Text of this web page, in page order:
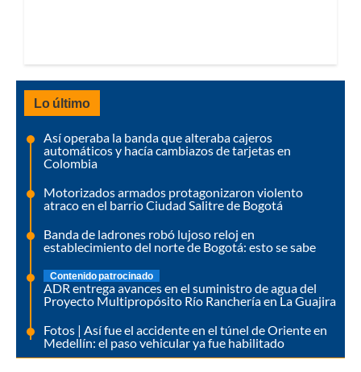
Lo último
Así operaba la banda que alteraba cajeros
automáticos y hacía cambiazos de tarjetas en
Colombia
Motorizados armados protagonizaron violento
atraco en el barrio Ciudad Salitre de Bogotá
Banda de ladrones robó lujoso reloj en
establecimiento del norte de Bogotá: esto se sabe
Contenido patrocinado
ADR entrega avances en el suministro de agua del
Proyecto Multipropósito Río Ranchería en La Guajira
Fotos | Así fue el accidente en el túnel de Oriente en
Medellín: el paso vehicular ya fue habilitado